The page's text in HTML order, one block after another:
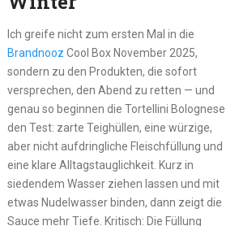
Ich greife nicht zum ersten Mal in die
Brandnooz Cool Box November 2025,
sondern zu den Produkten, die sofort
versprechen, den Abend zu retten — und
genau so beginnen die Tortellini Bolognese
den Test: zarte Teighüllen, eine würzige,
aber nicht aufdringliche Fleischfüllung und
eine klare Alltagstauglichkeit. Kurz in
siedendem Wasser ziehen lassen und mit
etwas Nudelwasser binden, dann zeigt die
Sauce mehr Tiefe. Kritisch: Die Füllung